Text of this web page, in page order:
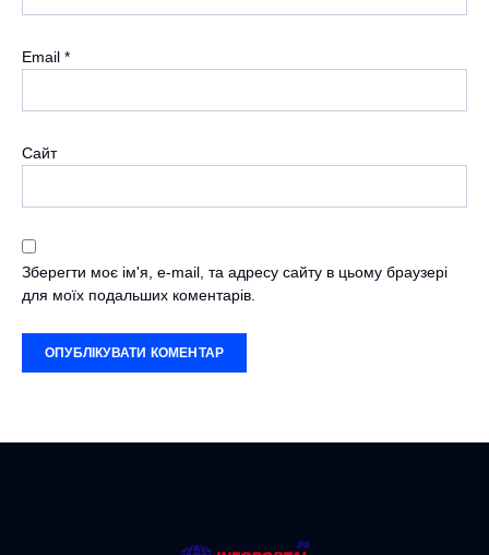
Email *
Сайт
Зберегти моє ім'я, e-mail, та адресу сайту в цьому браузері
для моїх подальших коментарів.